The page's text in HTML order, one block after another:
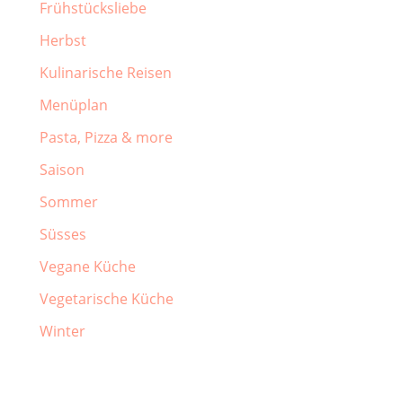
Frühstücksliebe
Herbst
Kulinarische Reisen
Menüplan
Pasta, Pizza & more
Saison
Sommer
Süsses
Vegane Küche
Vegetarische Küche
Winter